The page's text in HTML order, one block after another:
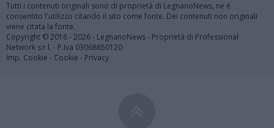
Tutti i contenuti originali sono di proprietà di LegnanoNews, ne è
consentito l'utilizzo citando il sito come fonte. Dei contenuti non originali
viene citata la fonte.
Copyright © 2016 - 2026 - LegnanoNews - Proprietà di Professional
Network s.r.l. - P.Iva 03068650120
Imp. Cookie - Cookie - Privacy